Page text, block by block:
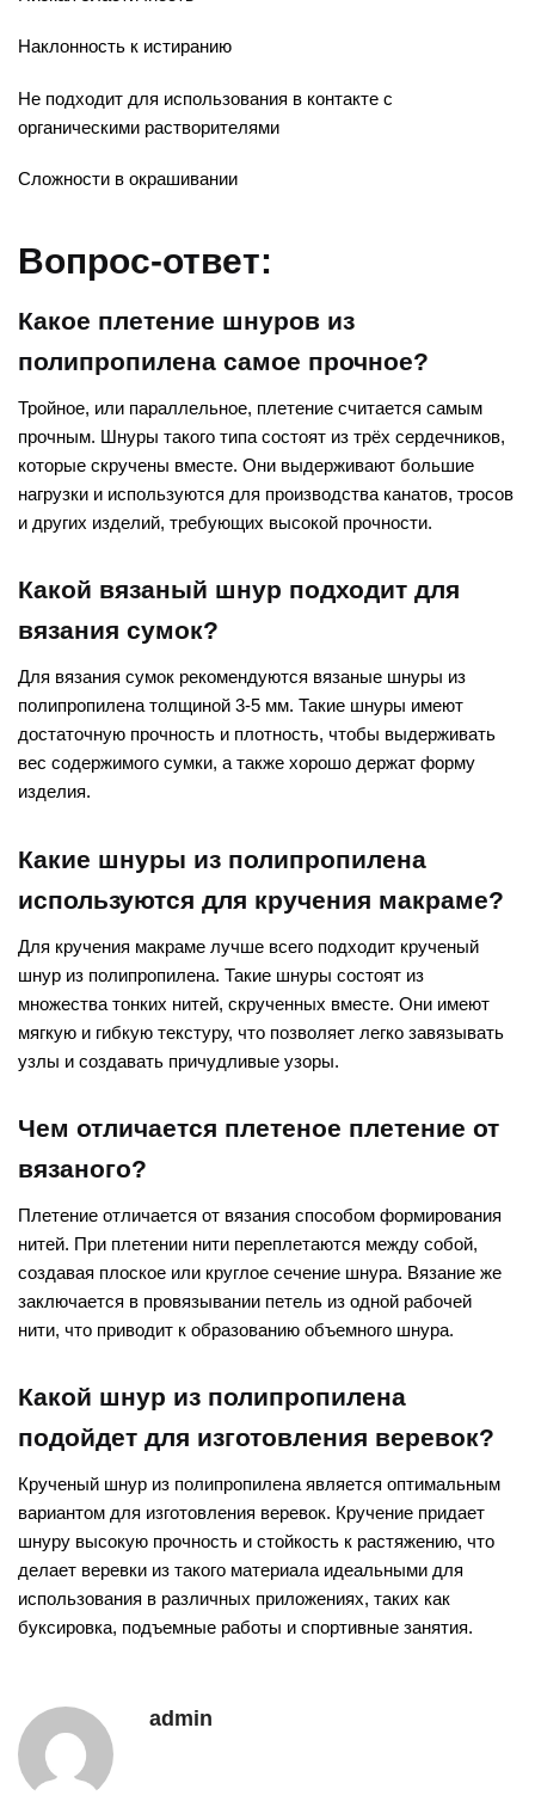
Наклонность к истиранию
Не подходит для использования в контакте с
органическими растворителями
Сложности в окрашивании
Вопрос-ответ:
Какое плетение шнуров из
полипропилена самое прочное?
Тройное, или параллельное, плетение считается самым
прочным. Шнуры такого типа состоят из трёх сердечников,
которые скручены вместе. Они выдерживают большие
нагрузки и используются для производства канатов, тросов
и других изделий, требующих высокой прочности.
Какой вязаный шнур подходит для
вязания сумок?
Для вязания сумок рекомендуются вязаные шнуры из
полипропилена толщиной 3-5 мм. Такие шнуры имеют
достаточную прочность и плотность, чтобы выдерживать
вес содержимого сумки, а также хорошо держат форму
изделия.
Какие шнуры из полипропилена
используются для кручения макраме?
Для кручения макраме лучше всего подходит крученый
шнур из полипропилена. Такие шнуры состоят из
множества тонких нитей, скрученных вместе. Они имеют
мягкую и гибкую текстуру, что позволяет легко завязывать
узлы и создавать причудливые узоры.
Чем отличается плетеное плетение от
вязаного?
Плетение отличается от вязания способом формирования
нитей. При плетении нити переплетаются между собой,
создавая плоское или круглое сечение шнура. Вязание же
заключается в провязывании петель из одной рабочей
нити, что приводит к образованию объемного шнура.
Какой шнур из полипропилена
подойдет для изготовления веревок?
Крученый шнур из полипропилена является оптимальным
вариантом для изготовления веревок. Кручение придает
шнуру высокую прочность и стойкость к растяжению, что
делает веревки из такого материала идеальными для
использования в различных приложениях, таких как
буксировка, подъемные работы и спортивные занятия.
admin